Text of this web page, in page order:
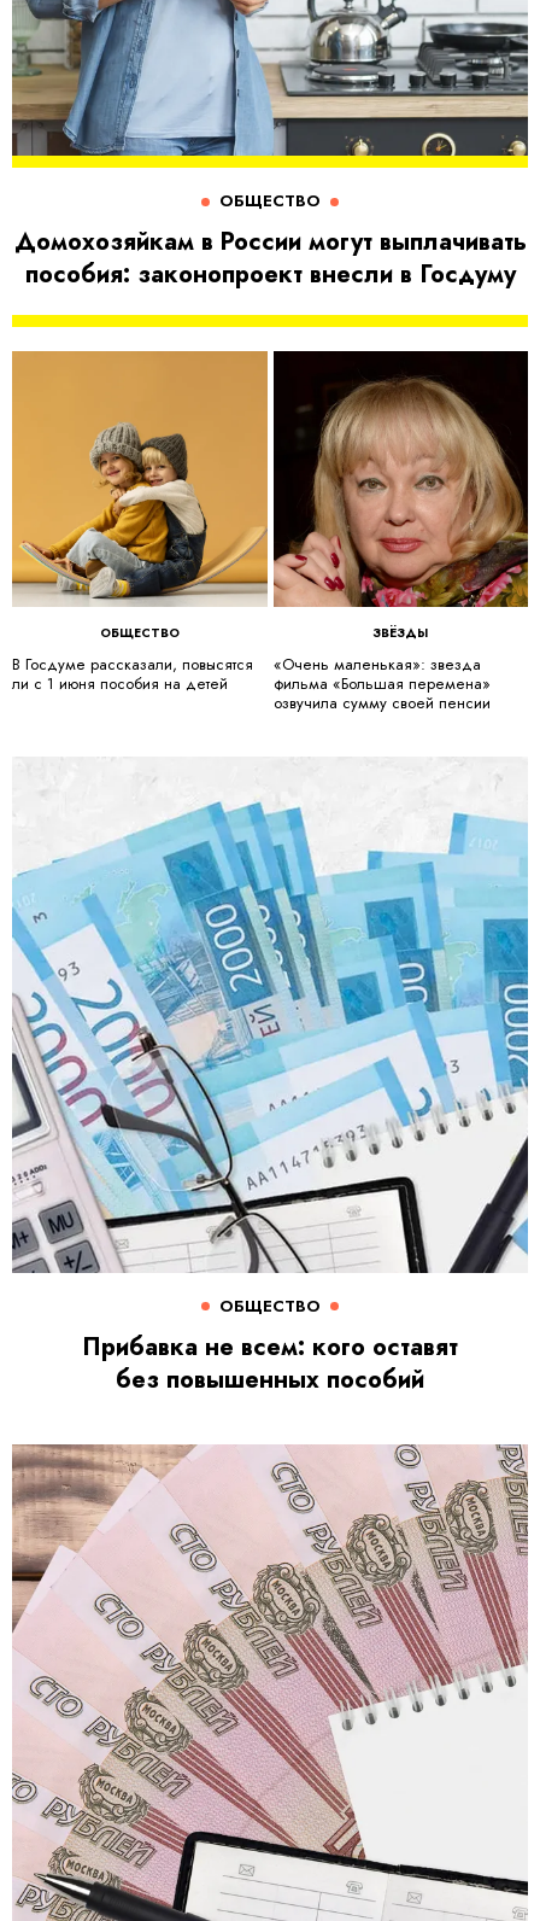
ОБЩЕСТВО
Домохозяйкам в России могут выплачивать
пособия: законопроект внесли в Госдуму
ОБЩЕСТВО
В Госдуме рассказали, повысятся
ли с 1 июня пособия на детей
ЗВЁЗДЫ
«Очень маленькая»: звезда
фильма «Большая перемена»
озвучила сумму своей пенсии
ОБЩЕСТВО
Прибавка не всем: кого оставят
без повышенных пособий